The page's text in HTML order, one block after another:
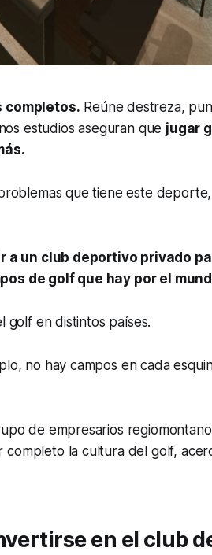
completos. Reúne destreza,
estudios aseguran que jugar
que tiene este
a un club deportivo privado
de golf que hay por el
golf en distintos países.
no hay campos en cada
de empresarios
la cultura del golf,
en el club